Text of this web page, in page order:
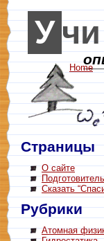
Страницы
О сайте
Сказать
Рубрики
Атомная
Home